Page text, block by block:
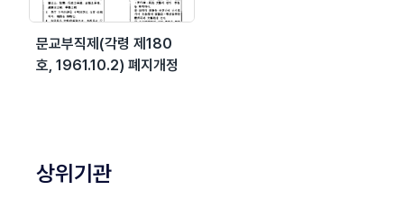
문교부직제(각령 제180
호, 1961.10.2) 폐지개정
상위기관